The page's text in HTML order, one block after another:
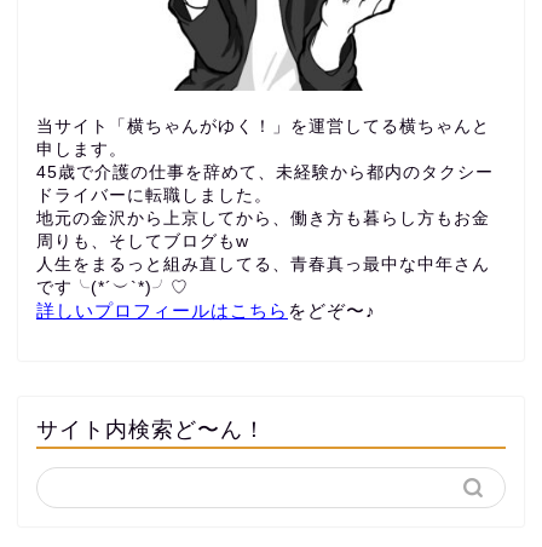
当サイト「横ちゃんがゆく！」を運営してる横ちゃんと
申します。
45歳で介護の仕事を辞めて、未経験から都内のタクシー
ドライバーに転職しました。
地元の金沢から上京してから、働き方も暮らし方もお金
周りも、 そしてブログもw
人生をまるっと組み直してる、青春真っ最中な中年さん
です╰(*´︶`*)╯♡
詳しいプロフィールはこちら をどぞ〜♪
サイト内検索ど〜ん！